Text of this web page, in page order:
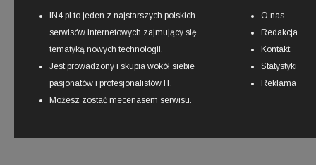
IN4.pl to jeden z najstarszych polskich
serwisów internetowych zajmujący się
tematyką nowych technologii.
Jest prowadzony i skupia wokół siebie
pasjonatów i profesjonalistów IT.
Możesz zostać mecenasem serwisu.
O nas
Redakcja
Kontakt
Statystyki
Reklama